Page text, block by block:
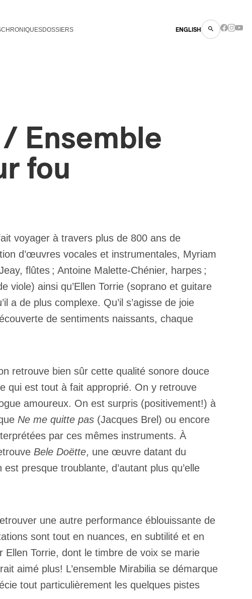
CHRONIQUESDOSSIERS ENGLISH
Ensemble
fou
voyager à travers plus de 800 ans de
d’œuvres vocales et instrumentales, Myriam
flûtes ; Antoine Malette-Chénier, harpes ;
viole) ainsi qu’Ellen Torrie (soprano et guitare
a de plus complexe. Qu’il s’agisse de joie
de sentiments naissants, chaque
retrouve bien sûr cette qualité sonore douce
qui est tout à fait approprié. On y retrouve
amoureux. On est surpris (positivement!) à
Ne me quitte pas (Jacques Brel) ou encore
par ces mêmes instruments. À
Bele Doëtte, une œuvre datant du
est presque troublante, d’autant plus qu’elle
une autre performance éblouissante de
sont tout en nuances, en subtilité et en
Torrie, dont le timbre de voix se marie
aimé plus! L’ensemble Mirabilia se démarque
tout particulièrement les quelques pistes